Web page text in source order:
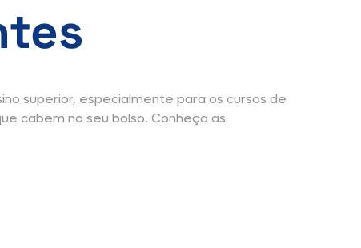
superior, especialmente para os cursos de
cabem no seu bolso. Conheça as